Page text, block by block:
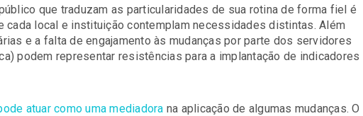
que traduzam as particularidades de sua rotina de forma fiel é
cada local e instituição contemplam necessidades distintas. Além
e a falta de engajamento às mudanças por parte dos servidores
podem representar resistências para a implantação de indicadores
atuar como uma mediadora na aplicação de algumas mudanças. O